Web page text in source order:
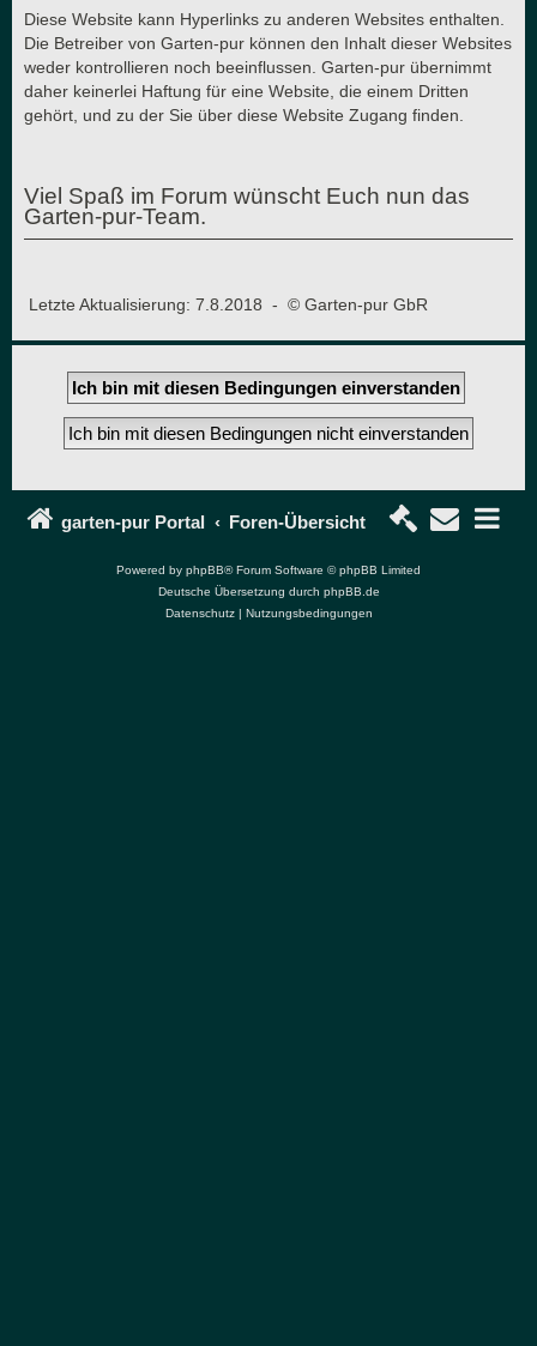
Diese Website kann Hyperlinks zu anderen Websites enthalten.
Die Betreiber von Garten-pur können den Inhalt dieser Websites
weder kontrollieren noch beeinflussen. Garten-pur übernimmt
daher keinerlei Haftung für eine Website, die einem Dritten
gehört, und zu der Sie über diese Website Zugang finden.
Viel Spaß im Forum wünscht Euch nun das
Garten-pur-Team.
Letzte Aktualisierung: 7.8.2018 - © Garten-pur GbR
garten-pur Portal Foren-Übersicht
Powered by phpBB® Forum Software © phpBB Limited
Deutsche Übersetzung durch phpBB.de
Datenschutz| Nutzungsbedingungen